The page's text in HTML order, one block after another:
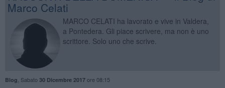
Marco Celati
MARCO CELATI ha lavorato e vive in Valdera,
a Pontedera. Gli piace scrivere, ma non è uno
scrittore. Solo uno che scrive.
Blog Sabato 30 Dicembre 2017ore 08:15